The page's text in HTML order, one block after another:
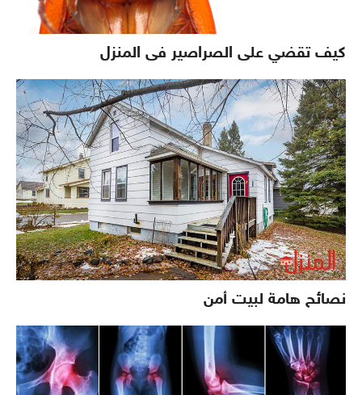
كيف تقضي على الصراصير فى المنزل
نصائح هامة لبيت أمن